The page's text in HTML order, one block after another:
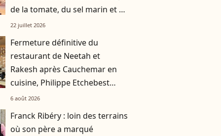
de la tomate, du sel marin et un
smoothie"
22 juillet 2026
Fermeture définitive du
restaurant de Neetah et
Rakesh après Cauchemar en
cuisine, Philippe Etchebest
pensait les avoir sauvés
6 août 2026
Franck Ribéry : loin des terrains
où son père a marqué